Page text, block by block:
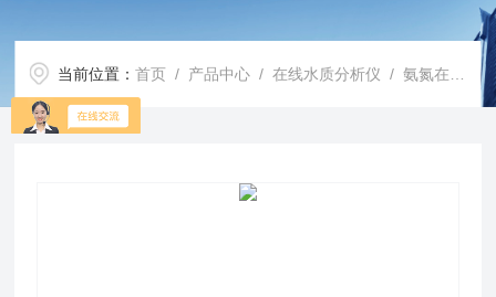
当前位置：首页 / 产品中心 /在线水质分析仪 /氨氮在线分析仪